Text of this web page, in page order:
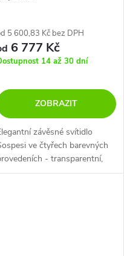
5 600,83 Kč bez DPH
6 777 Kč
14 až 30 dní
ZOBRAZIT
závěsné svítidlo
ve čtyřech barevných
- transparentní,
zlatá, měděná.